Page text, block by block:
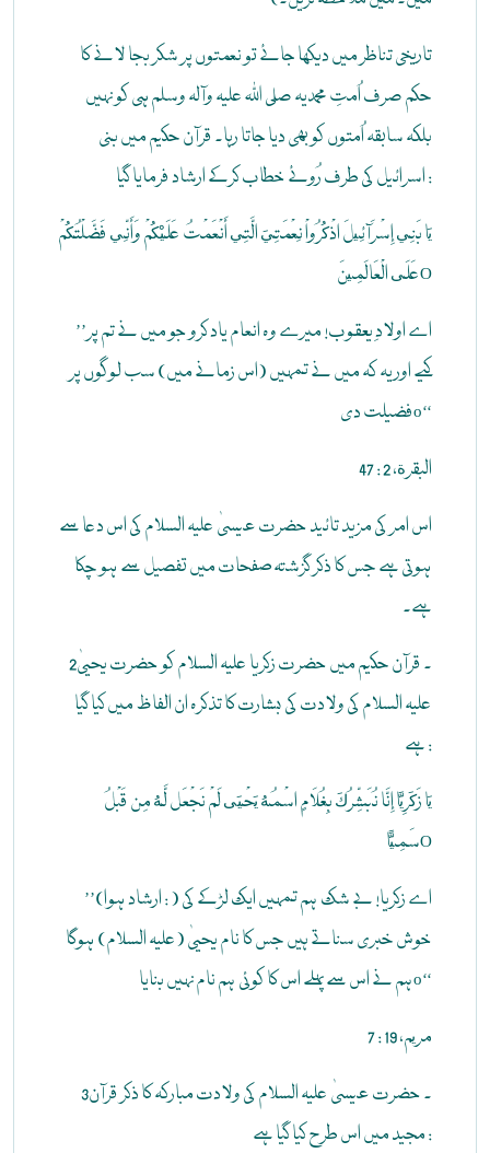
تاریخی تناظر میں دیکھا جائے تو نعمتوں پر شکر بجا لانے کا
حکم صرف اُمتِ محمدیہ صلی اللہ علیہ وآلہ وسلم ہی کو نہیں
بلکہ سابقہ اُمتوں کو بھی دیا جاتا رہا۔ قرآن حکیم میں بنی
اسرائیل کی طرف رُوئے خطاب کرکے ارشاد فرمایا گیا :
يَا بَنِي إِسْرَآئِيلَ اذْكُرُواْ نِعْمَتِيَ الَّتِي أَنْعَمْتُ عَلَيْكُمْ وَأَنِّي فَضَّلْتُكُمْ
عَلَى الْعَالَمِينَO
’’اے اولادِ یعقوب! میرے وہ انعام یاد کرو جو میں نے تم پر
کیے اور یہ کہ میں نے تمہیں (اس زمانے میں) سب لوگوں پر
فضیلت دیo‘‘
البقرة، 2 : 47
اس امر کی مزید تائید حضرت عیسیٰ علیہ السلام کی اس دعا سے
ہوتی ہے جس کا ذکر گزشتہ صفحات میں تفصیل سے ہو چکا
ہے۔
2۔ قرآن حکیم میں حضرت زکریا علیہ السلام کو حضرت یحییٰ
علیہ السلام کی ولادت کی بشارت کا تذکرہ ان الفاظ میں کیا گیا
ہے :
يَا زَكَرِيَّا إِنَّا نُبَشِّرُكَ بِغُلاَمٍ اسْمُهُ يَحْيَى لَمْ نَجْعَل لَّهُ مِن قَبْلُ
سَمِيًّاO
’’(ارشاد ہوا : ) اے زکریا! بے شک ہم تمہیں ایک لڑکے کی
خوش خبری سناتے ہیں جس کا نام یحییٰ (علیہ السلام) ہوگا
ہم نے اس سے پہلے اس کا کوئی ہم نام نہیں بنایاo‘‘
مريم، 19 : 7
3۔ حضرت عیسیٰ علیہ السلام کی ولادت مبارکہ کا ذکر قرآن
مجید میں اس طرح کیا گیا ہے :